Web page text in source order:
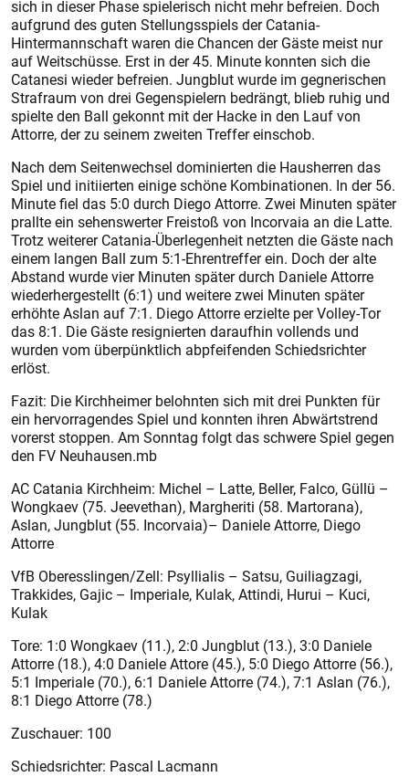
sich in dieser Phase spielerisch nicht mehr befreien. Doch
aufgrund des guten Stellungsspiels der Catania-
Hintermannschaft waren die Chancen der Gäste meist nur
auf Weitschüsse. Erst in der 45. Minute konnten sich die
Catanesi wieder befreien. Jungblut wurde im gegnerischen
Strafraum von drei Gegenspielern bedrängt, blieb ruhig und
spielte den Ball gekonnt mit der Hacke in den Lauf von
Attorre, der zu seinem zweiten Treffer einschob.
Nach dem Seitenwechsel dominierten die Hausherren das
Spiel und initiierten einige schöne Kombinationen. In der 56.
Minute fiel das 5:0 durch Diego Attorre. Zwei Minuten später
prallte ein sehenswerter Freistoß von Incorvaia an die Latte.
Trotz weiterer Catania-Überlegenheit netzten die Gäste nach
einem langen Ball zum 5:1-Ehrentreffer ein. Doch der alte
Abstand wurde vier Minuten später durch Daniele Attorre
wiederhergestellt (6:1) und weitere zwei Minuten später
erhöhte Aslan auf 7:1. Diego Attorre erzielte per Volley-Tor
das 8:1. Die Gäste resignierten daraufhin vollends und
wurden vom überpünktlich abpfeifenden Schiedsrichter
erlöst.
Fazit: Die Kirchheimer belohnten sich mit drei Punkten für
ein hervorragendes Spiel und konnten ihren Abwärtstrend
vorerst stoppen. Am Sonntag folgt das schwere Spiel gegen
den FV Neuhausen.mb
AC Catania Kirchheim: Michel – Latte, Beller, Falco, Güllü –
Wongkaev (75. Jeevethan), Margheriti (58. Martorana),
Aslan, Jungblut (55. Incorvaia)– Daniele Attorre, Diego
Attorre
VfB Oberesslingen/Zell: Psyllialis – Satsu, Guiliagzagi,
Trakkides, Gajic – Imperiale, Kulak, Attindi, Hurui – Kuci,
Kulak
Tore: 1:0 Wongkaev (11.), 2:0 Jungblut (13.), 3:0 Daniele
Attorre (18.), 4:0 Daniele Attore (45.), 5:0 Diego Attorre (56.),
5:1 Imperiale (70.), 6:1 Daniele Attorre (74.), 7:1 Aslan (76.),
8:1 Diego Attorre (78.)
Zuschauer: 100
Schiedsrichter: Pascal Lacmann